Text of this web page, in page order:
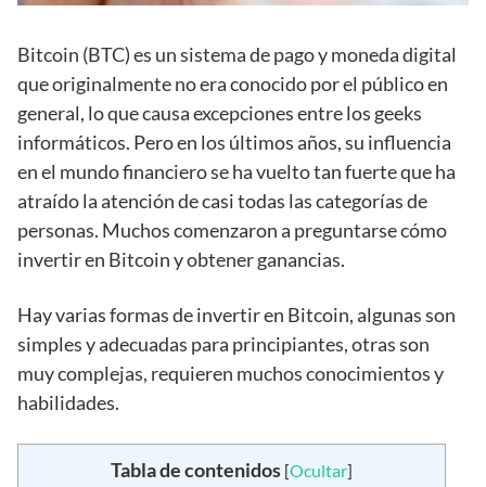
Bitcoin (BTC) es un sistema de pago y moneda digital
que originalmente no era conocido por el público en
general, lo que causa excepciones entre los geeks
informáticos. Pero en los últimos años, su influencia
en el mundo financiero se ha vuelto tan fuerte que ha
atraído la atención de casi todas las categorías de
personas. Muchos comenzaron a preguntarse cómo
invertir en Bitcoin y obtener ganancias.
Hay varias formas de invertir en Bitcoin, algunas son
simples y adecuadas para principiantes, otras son
muy complejas, requieren muchos conocimientos y
habilidades.
Tabla de contenidos [Ocultar]